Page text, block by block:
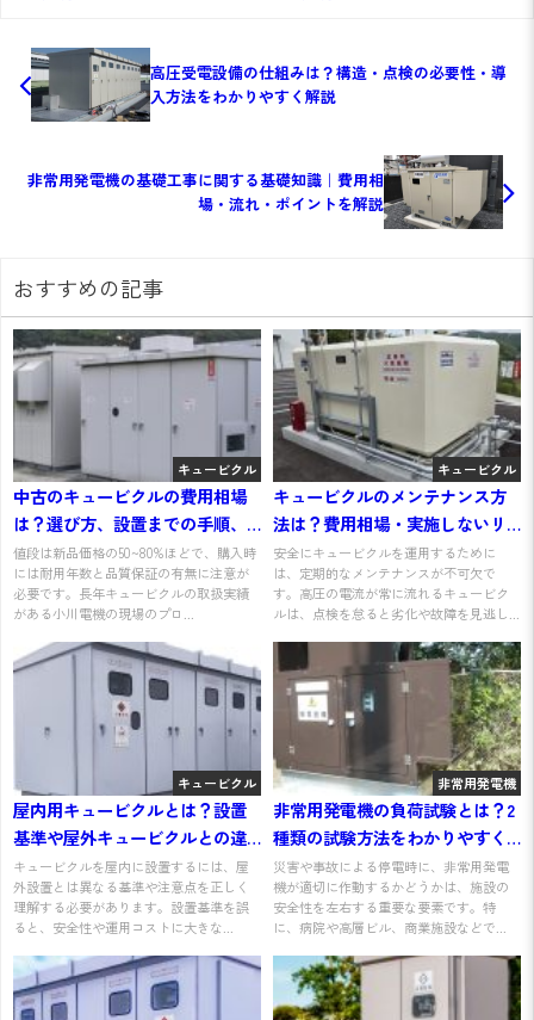
高圧受電設備の仕組みは？構造・点検の必要性・導
入方法をわかりやすく解説
非常用発電機の基礎工事に関する基礎知識｜費用相
場・流れ・ポイントを解説
おすすめの記事
キュービクル
中古のキュービクルの費用相場
は？選び方、設置までの手順、
注意点をわかりやすく解説
値段は新品価格の50~80%ほどで、購入時
には耐用年数と品質保証の有無に注意が
必要です。長年キュービクルの取扱実績
がある小川電機の現場のプロ...
キュービクル
キュービクルのメンテナンス方
法は？費用相場・実施しないリ
スクと併せて解説
安全にキュービクルを運用するために
は、定期的なメンテナンスが不可欠で
す。高圧の電流が常に流れるキュービク
ルは、点検を怠ると劣化や故障を見逃し...
キュービクル
屋内用キュービクルとは？設置
基準や屋外キュービクルとの違
いを解説
キュービクルを屋内に設置するには、屋
外設置とは異なる基準や注意点を正しく
理解する必要があります。設置基準を誤
ると、安全性や運用コストに大きな...
非常用発電機
非常用発電機の負荷試験とは？2
種類の試験方法をわかりやすく
解説
災害や事故による停電時に、非常用発電
機が適切に作動するかどうかは、施設の
安全性を左右する重要な要素です。特
に、病院や高層ビル、商業施設などで...